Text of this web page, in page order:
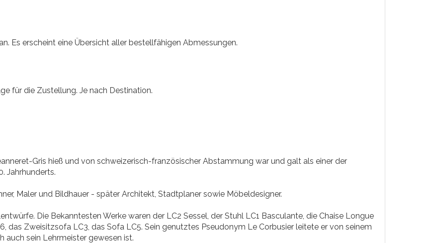
Es erscheint eine Übersicht aller bestellfähigen Abmessungen.
für die Zustellung. Je nach Destination.
Gris hieß und von schweizerisch-französischer Abstammung war und galt als einer der
Jahrhunderts.
Maler und Bildhauer - später Architekt, Stadtplaner sowie Möbeldesigner.
Die Bekanntesten Werke waren der LC2 Sessel, der Stuhl LC1 Basculante, die Chaise Longue
das Zweisitzsofa LC3, das Sofa LC5. Sein genutztes Pseudonym Le Corbusier leitete er von seinem
auch sein Lehrmeister gewesen ist.